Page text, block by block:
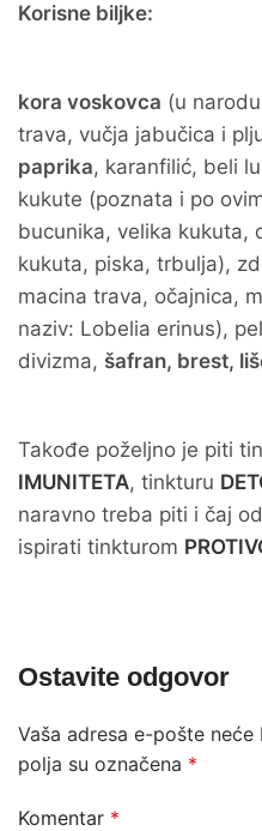
Korisne biljke:
kora voskovca (u
trava, vučja jabučica i
paprika, karanfilić, beli
kukute (poznata i po
bucunika, velika kukuta,
kukuta, piska, trbulja),
macina trava, očajnica,
naziv: Lobelia erinus),
divizma, šafran, brest,
Takođe poželjno je piti
IMUNITETA, tinkturu
naravno treba piti i čaj od
ispirati tinkturom
Ostavite odgovor
Vaša adresa e-pošte
polja su označena *
Komentar *